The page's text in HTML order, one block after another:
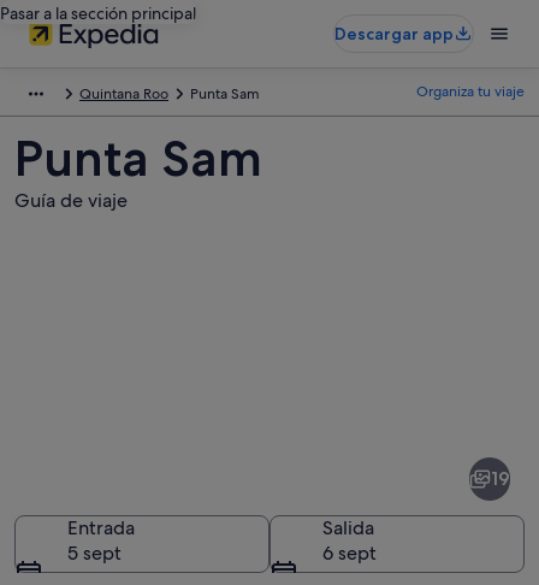
Pasar a la sección principal
Descargar app
Quintana Roo Punta Sam Organiza tu viaje
Punta Sam
Guía de viaje
19
Entrada
5 sept
Salida
6 sept